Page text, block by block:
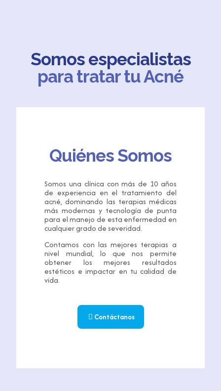
Somos especialistas
para tratar tu Acné
Quiénes Somos
Somos una clínica con más de 10 años
de experiencia en el tratamiento del
acné, dominando las terapias médicas
más modernas y tecnología de punta
para el manejo de esta enfermedad en
cualquier grado de severidad.
Contamos con las mejores terapias a
nivel mundial, lo que nos permite
obtener los mejores resultados
estéticos e impactar en tu calidad de
vida.
Contáctanos